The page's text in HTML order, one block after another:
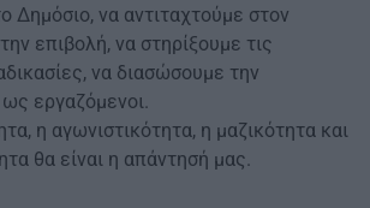
Δημόσιο, να αντιταχτούμε στον
επιβολή, να στηρίξουμε τις
να διασώσουμε την
εργαζόμενοι.
η αγωνιστικότητα, η μαζικότητα και
θα είναι η απάντησή μας.